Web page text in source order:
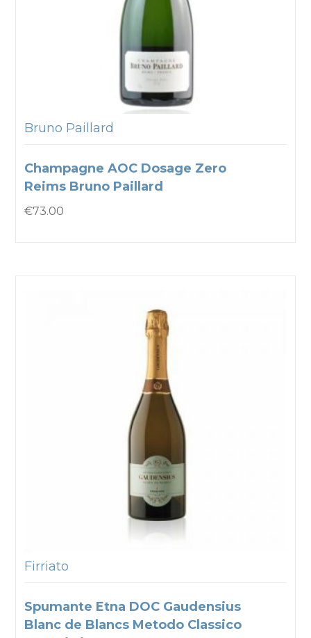
Bruno Paillard
Champagne AOC Dosage Zero
Reims Bruno Paillard
€73.00
Firriato
Spumante Etna DOC Gaudensius
Blanc de Blancs Metodo Classico